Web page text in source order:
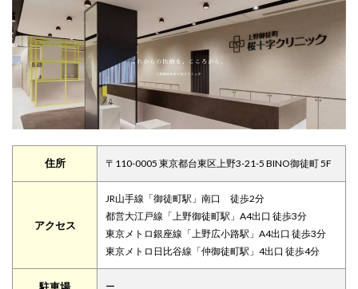
住所 〒110-0005 東京都台東区上野3-21-5 BINO御徒町 5F
アクセス
JR山手線「御徒町駅」南口 徒歩2分
都営大江戸線「上野御徒町駅」A4出口 徒歩3分
東京メトロ銀座線「上野広小路駅」A4出口 徒歩3分
東京メトロ日比谷線「仲御徒町駅」4出口 徒歩4分
ー